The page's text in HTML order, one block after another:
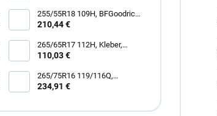
255/55R18 109H, BFGoodrich,
TRAIL-TERRAIN T/A
210,44 €
265/65R17 112H, Kleber,
DYNAXER HP5 SUV
110,03 €
265/75R16 119/116Q,
Goodyear, WRANGLER
234,91 €